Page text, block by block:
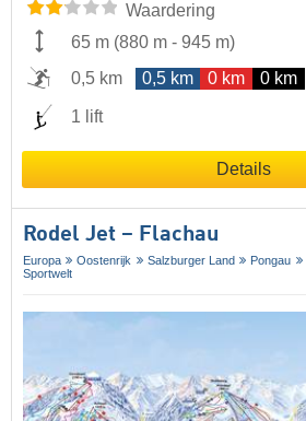
Waardering
65 m (880 m - 945 m)
0,5 km
0,5 km 0 km 0 km
1 lift
Details
Rodel Jet – Flachau
Europa Oostenrijk Salzburger Land Pongau
Sportwelt